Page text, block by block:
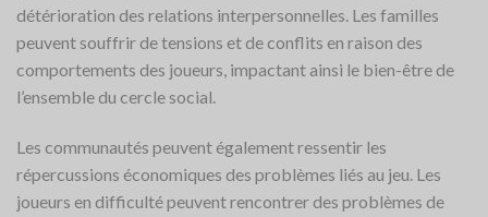
détérioration des relations interpersonnelles. Les familles
peuvent souffrir de tensions et de conflits en raison des
comportements des joueurs, impactant ainsi le bien-être de
l’ensemble du cercle social.
Les communautés peuvent également ressentir les
répercussions économiques des problèmes liés au jeu. Les
joueurs en difficulté peuvent rencontrer des problèmes de